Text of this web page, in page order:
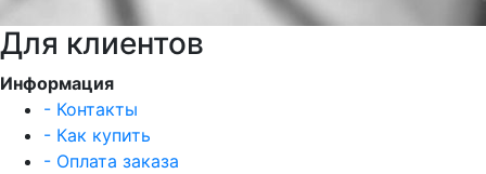
Для клиентов
Информация
- Контакты
- Как купить
- Оплата заказа